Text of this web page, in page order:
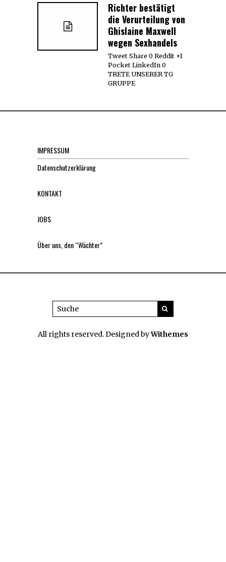
Richter bestätigt
die Verurteilung von
Ghislaine Maxwell
wegen Sexhandels
Tweet Share 0 Reddit +1
Pocket LinkedIn 0
TRETE UNSERER TG
GRUPPE
IMPRESSUM
Datenschutzerklärung
KONTAKT
JOBS
Über uns, den “Wächter”
All rights reserved. Designed byWithemes